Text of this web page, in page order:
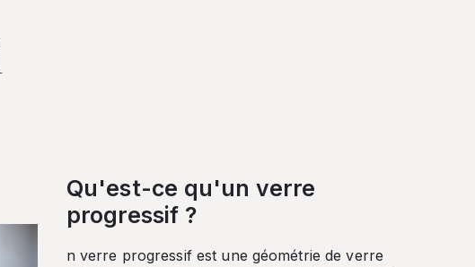
Qu'est-ce qu'un verre
progressif ?
n verre progressif est une géométrie de verre